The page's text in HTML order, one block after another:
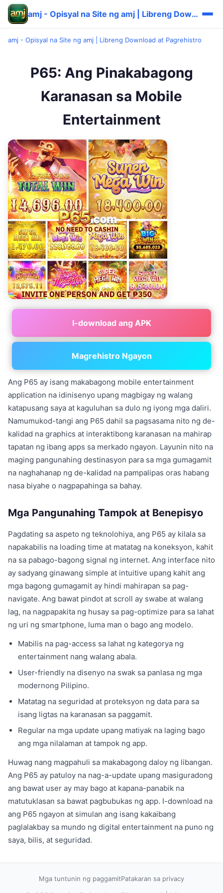
amj - Opisyal na Site ng amj | Libreng Download at Pagrehistro
amj - Opisyal na Site ng amj | Libreng Download at Pagrehistro
P65: Ang Pinakabagong
Karanasan sa Mobile
Entertainment
I-download ang APK
Magrehistro Ngayon
Ang P65 ay isang makabagong mobile entertainment
application na idinisenyo upang magbigay ng walang
katapusang saya at kaguluhan sa dulo ng iyong mga daliri.
Namumukod-tangi ang P65 dahil sa pagsasama nito ng de-
kalidad na graphics at interaktibong karanasan na mahirap
tapatan ng ibang apps sa merkado ngayon. Layunin nito na
maging pangunahing destinasyon para sa mga gumagamit
na naghahanap ng de-kalidad na pampalipas oras habang
nasa biyahe o nagpapahinga sa bahay.
Mga Pangunahing Tampok at Benepisyo
Pagdating sa aspeto ng teknolohiya, ang P65 ay kilala sa
napakabilis na loading time at matatag na koneksyon, kahit
na sa pabago-bagong signal ng internet. Ang interface nito
ay sadyang ginawang simple at intuitive upang kahit ang
mga bagong gumagamit ay hindi mahirapan sa pag-
navigate. Ang bawat pindot at scroll ay swabe at walang
lag, na nagpapakita ng husay sa pag-optimize para sa lahat
ng uri ng smartphone, luma man o bago ang modelo.
Mabilis na pag-access sa lahat ng kategorya ng
entertainment nang walang abala.
User-friendly na disenyo na swak sa panlasa ng mga
modernong Pilipino.
Matatag na seguridad at proteksyon ng data para sa
isang ligtas na karanasan sa paggamit.
Regular na mga update upang matiyak na laging bago
ang mga nilalaman at tampok ng app.
Huwag nang magpahuli sa makabagong daloy ng libangan.
Ang P65 ay patuloy na nag-a-update upang masiguradong
ang bawat user ay may bago at kapana-panabik na
matutuklasan sa bawat pagbubukas ng app. I-download na
ang P65 ngayon at simulan ang isang kakaibang
paglalakbay sa mundo ng digital entertainment na puno ng
saya, bilis, at seguridad.
Mga tuntunin ng paggamitPatakaran sa privacy